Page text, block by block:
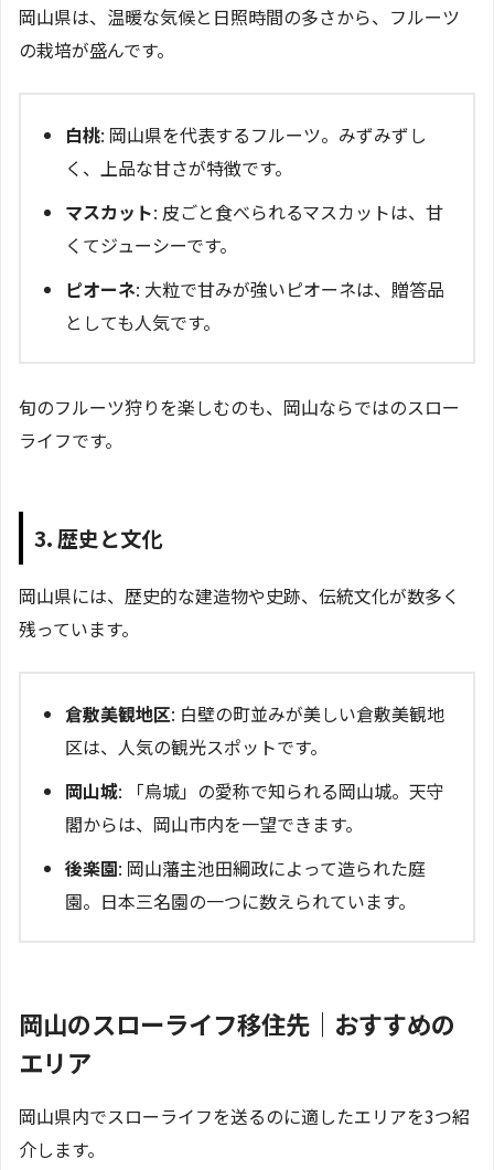
岡山県は、温暖な気候と日照時間の多さから、フルーツ
の栽培が盛んです。
白桃: 岡山県を代表するフルーツ。みずみずし
く、上品な甘さが特徴です。
マスカット: 皮ごと食べられるマスカットは、甘
くてジューシーです。
ピオーネ: 大粒で甘みが強いピオーネは、贈答品
としても人気です。
旬のフルーツ狩りを楽しむのも、岡山ならではのスロー
ライフです。
3. 歴史と文化
岡山県には、歴史的な建造物や史跡、伝統文化が数多く
残っています。
倉敷美観地区: 白壁の町並みが美しい倉敷美観地
区は、人気の観光スポットです。
岡山城: 「烏城」の愛称で知られる岡山城。天守
閣からは、岡山市内を一望できます。
後楽園: 岡山藩主池田綱政によって造られた庭
園。日本三名園の一つに数えられています。
岡山のスローライフ移住先｜おすすめの
エリア
岡山県内でスローライフを送るのに適したエリアを3つ紹
介します。